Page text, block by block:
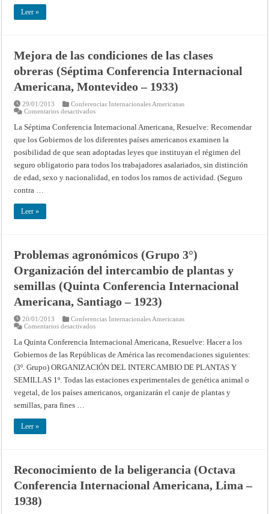
Leer »
Mejora de las condiciones de las clases
obreras (Séptima Conferencia Internacional
Americana, Montevideo – 1933)
29/01/2013
Conferencias Internacionales Americanas
Comentarios desactivadosen
de
las
condiciones
las
clases
obreras
(Séptima
Conferencia
La Séptima Conferencia Internacional Americana, Resuelve: Recomendar
que los Gobiernos de los diferentes países americanos examinen la
posibilidad de que sean adoptadas leyes que instituyan el régimen del
seguro obligatorio para todos los trabajadores asalariados, sin distinción
de edad, sexo y nacionalidad, en todos los ramos de actividad. (Seguro
contra …
Leer »
Problemas agronómicos (Grupo 3°)
Organización del intercambio de plantas y
semillas (Quinta Conferencia Internacional
Americana, Santiago – 1923)
20/01/2013
Conferencias Internacionales Americanas
Comentarios desactivadosen
agronómicos
(Grupo
3°)
Organización
del
intercambio
de
plantas
y
La Quinta Conferencia Internacional Americana, Resuelve: Hacer a los
Gobiernos de las Repúblicas de América las recomendaciones siguientes:
(3º. Grupo) ORGANIZACIÓN DEL INTERCAMBIO DE PLANTAS Y
SEMILLAS 1º. Todas las estaciones experimentales de genética animal o
vegetal, de los países americanos, organizarán el canje de plantas y
semillas, para fines …
Leer »
Reconocimiento de la beligerancia (Octava
Conferencia Internacional Americana, Lima –
1938)